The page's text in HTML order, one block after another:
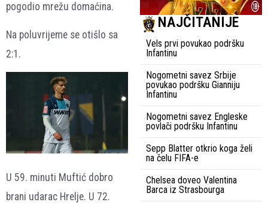
pogodio mrežu domaćina.
Na poluvrijeme se otišlo sa
2:1.
U 59. minuti Muftić dobro
brani udarac Hrelje. U 72.
NAJČITANIJE
Vels prvi povukao podršku
Infantinu
Nogometni savez Srbije
povukao podršku Gianniju
Infantinu
Nogometni savez Engleske
povlači podršku Infantinu
Sepp Blatter otkrio koga želi
na čelu FIFA-e
Chelsea doveo Valentina
Barca iz Strasbourga